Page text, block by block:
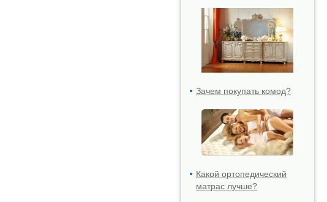
Зачем покупать комод?
Какой ортопедический
матрас лучше?